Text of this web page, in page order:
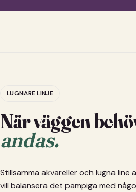
LUGNARE LINJE
När väggen
andas.
Stillsamma akvareller och lugna
vill balansera det pampiga med